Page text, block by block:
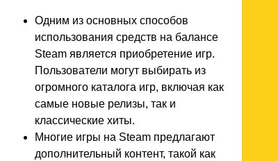
Одним из основных способов
использования средств на балансе
Steam является приобретение игр.
Пользователи могут выбирать из
огромного каталога игр, включая как
самые новые релизы, так и
классические хиты.
Многие игры на Steam предлагают
дополнительный контент, такой как